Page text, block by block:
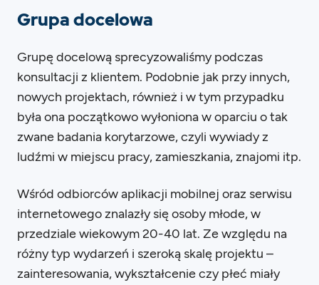
Grupa docelowa
Grupę docelową sprecyzowaliśmy podczas
konsultacji z klientem. Podobnie jak przy innych,
nowych projektach, również i w tym przypadku
była ona początkowo wyłoniona w oparciu o tak
zwane badania korytarzowe, czyli wywiady z
ludźmi w miejscu pracy, zamieszkania, znajomi itp.
Wśród odbiorców aplikacji mobilnej oraz serwisu
internetowego znalazły się osoby młode, w
przedziale wiekowym 20-40 lat. Ze względu na
różny typ wydarzeń i szeroką skalę projektu –
zainteresowania, wykształcenie czy płeć miały